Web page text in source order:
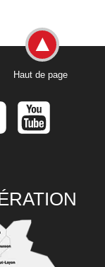
Haut de page